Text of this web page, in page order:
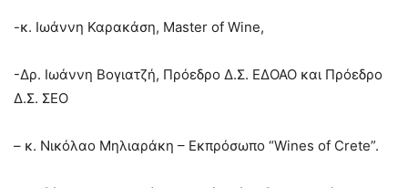
-κ. Ιωάννη Καρακάση, Master of Wine,
-Δρ. Ιωάννη Βογιατζή, Πρόεδρο Δ.Σ. ΕΔΟΑΟ και Πρόεδρο
Δ.Σ. ΣΕΟ
– κ. Νικόλαο Μηλιαράκη – Εκπρόσωπο “Wines of Crete”.